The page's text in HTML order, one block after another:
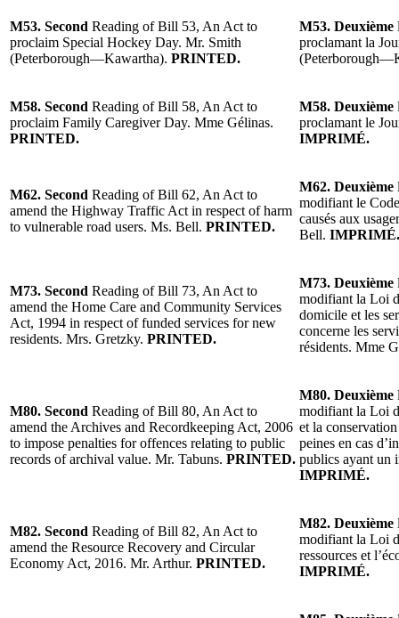
M53. Second Reading of Bill 53, An Act to
proclaim Special Hockey Day. Mr. Smith
(Peterborough—Kawartha). PRINTED.
M53. Deuxième
proclamant la
M58. Second Reading of Bill 58, An Act to
proclaim Family Caregiver Day. Mme Gélinas.
PRINTED.
M58. Deuxième
proclamant le
IMPRIMÉ.
M62. Second Reading of Bill 62, An Act to
amend the Highway Traffic Act in respect of harm
to vulnerable road users. Ms. Bell. PRINTED.
M62. Deuxième
modifiant le
causés aux
Bell. IMPRIMÉ.
M73. Second Reading of Bill 73, An Act to
amend the Home Care and Community Services
Act, 1994 in respect of funded services for new
residents. Mrs. Gretzky. PRINTED.
M73. Deuxième
modifiant la Loi
domicile et les
concerne les
résidents. Mme
M80. Second Reading of Bill 80, An Act to
amend the Archives and Recordkeeping Act, 2006
to impose penalties for offences relating to public
records of archival value. Mr. Tabuns. PRINTED.
M80. Deuxième
modifiant la Loi
et la
peines en cas
publics ayant un
IMPRIMÉ.
M82. Second Reading of Bill 82, An Act to
amend the Resource Recovery and Circular
Economy Act, 2016. Mr. Arthur. PRINTED.
M82. Deuxième
modifiant la Loi
ressources et
IMPRIMÉ.